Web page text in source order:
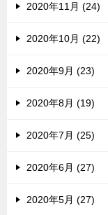
2020年11月 (24)
2020年10月 (22)
2020年9月 (23)
2020年8月 (19)
2020年7月 (25)
2020年6月 (27)
2020年5月 (27)